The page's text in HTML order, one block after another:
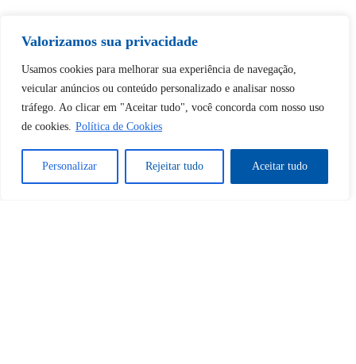
Valorizamos sua privacidade
Usamos cookies para melhorar sua experiência de navegação,
veicular anúncios ou conteúdo personalizado e analisar nosso
tráfego. Ao clicar em "Aceitar tudo", você concorda com nosso uso
de cookies. Política de Cookies
Personalizar Rejeitar tudo Aceitar tudo
Tem certeza de que deseja
desbloquear esta publicação?
Desbloquear esquerda : 0